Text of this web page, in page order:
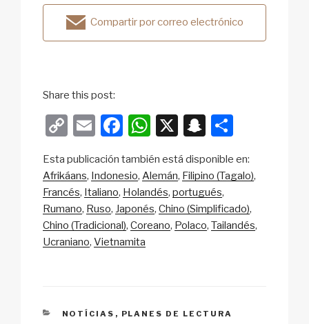
Compartir por correo electrónico
Share this post:
C
p
y
Li
n
E
ail
F
c
e
b
o
W
at
s
A
p
X
S
a
p
c
h
ar
Esta publicación también está disponible en:
Afrikáans Indonesio Alemán Filipino (Tagalo)
Francés Italiano Holandés portugués
Rumano Ruso Japonés Chino (Simplificado)
Chino (Tradicional) Coreano Polaco Tailandés
Ucraniano Vietnamita
CATEGORIES
NOTÍCIAS , PLANES DE LECTURA